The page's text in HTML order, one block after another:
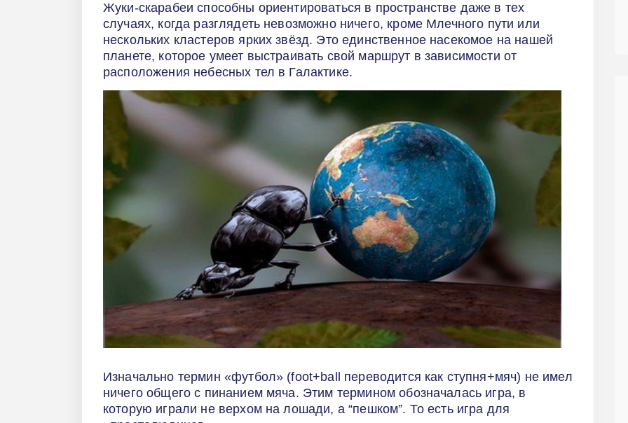
Жуки-скарабеи способны ориентироваться в пространстве даже в тех
случаях, когда разглядеть невозможно ничего, кроме Млечного пути или
нескольких кластеров ярких звёзд. Это единственное насекомое на нашей
планете, которое умеет выстраивать свой маршрут в зависимости от
расположения небесных тел в Галактике.
Изначально термин «футбол» (foot+ball переводится как ступня+мяч) не имел
ничего общего с пинанием мяча. Этим термином обозначалась игра, в
которую играли не верхом на лошади, а “пешком”. То есть игра для